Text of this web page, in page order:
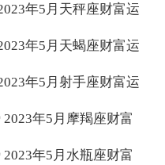
如果硬是把一些顺其
美，很可能会物极必
要过度，只有这样做
己所有最好的精力放
盛的回归。
和幸福感，就需要
年5月天秤座财富运
年5月天蝎座财富运
年5月射手座财富运
年5月摩羯座财富
年5月水瓶座财富